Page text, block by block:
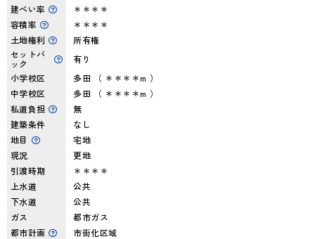
建ぺい率
＊＊＊＊
容積率
＊＊＊＊
土地権利
所有権
セットバ
ック
有り
小学校区
多田 （ ＊＊＊＊m ）
中学校区
多田 （ ＊＊＊＊m ）
私道負担
無
建築条件
なし
地目
宅地
現況
更地
引渡時期
＊＊＊＊
上水道
公共
下水道
公共
ガス
都市ガス
都市計画
市街化区域